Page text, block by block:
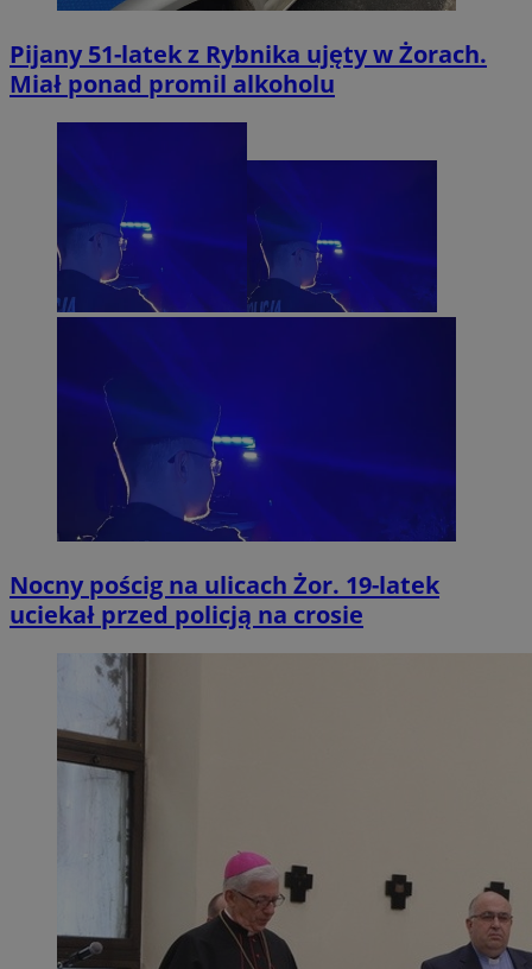
Pijany 51-latek z Rybnika ujęty w Żorach.
Miał ponad promil alkoholu
Nocny pościg na ulicach Żor. 19-latek
uciekał przed policją na crosie